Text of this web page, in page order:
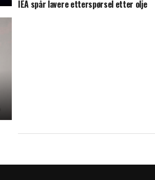
IEA spår lavere etterspørsel etter olje